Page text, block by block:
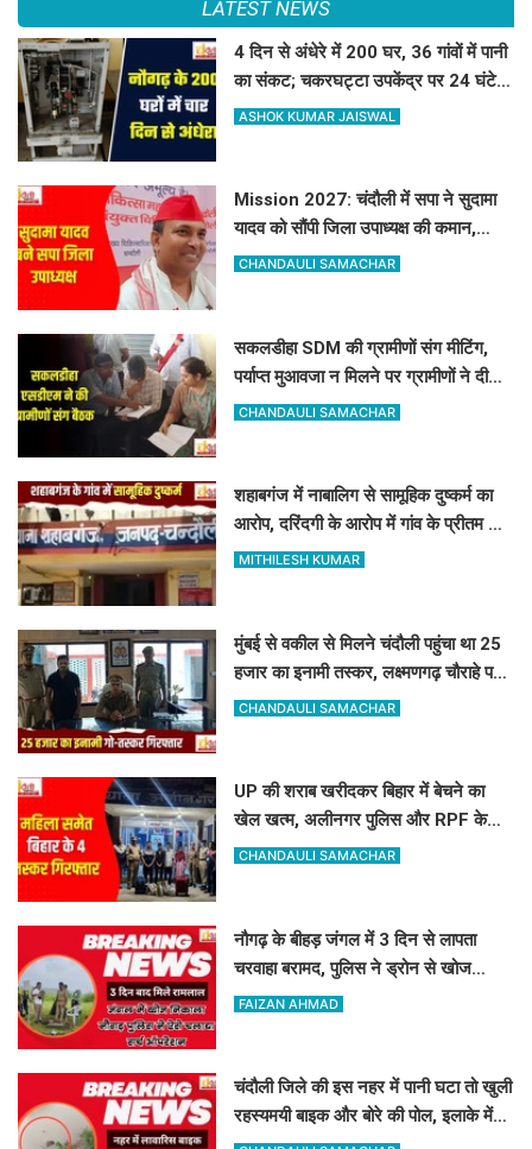
LATEST NEWS
4 दिन से अंधेरे में 200 घर, 36 गांवों में पानी
का संकट; चकरघट्टा उपकेंद्र पर 24 घंटे में
ताला लगाने का अल्टीमेटम
ASHOK KUMAR JAISWAL
Mission 2027: चंदौली में सपा ने सुदामा
यादव को सौंपी जिला उपाध्यक्ष की कमान,
मजबूत होगा संगठन
CHANDAULI SAMACHAR
सकलडीहा SDM की ग्रामीणों संग मीटिंग,
पर्याप्त मुआवजा न मिलने पर ग्रामीणों ने दी
आंदोलन की चेतावनी
CHANDAULI SAMACHAR
शहाबगंज में नाबालिग से सामूहिक दुष्कर्म का
आरोप, दरिंदगी के आरोप में गांव के प्रीतम और
संजय पर केस दर्ज
MITHILESH KUMAR
मुंबई से वकील से मिलने चंदौली पहुंचा था 25
हजार का इनामी तस्कर, लक्ष्मणगढ़ चौराहे पर
पुलिस ने दबोचा
CHANDAULI SAMACHAR
UP की शराब खरीदकर बिहार में बेचने का
खेल खत्म, अलीनगर पुलिस और RPF के
हत्थे चढ़े महिला समेत 4 तस्कर
CHANDAULI SAMACHAR
नौगढ़ के बीहड़ जंगल में 3 दिन से लापता
चरवाहा बरामद, पुलिस ने ड्रोन से खोज
निकाला
FAIZAN AHMAD
चंदौली जिले की इस नहर में पानी घटा तो खुली
रहस्यमयी बाइक और बोरे की पोल, इलाके में
मचा हड़कंप